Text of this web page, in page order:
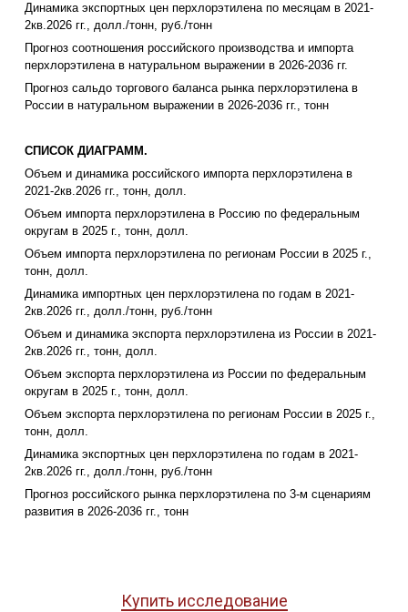
Динамика экспортных цен перхлорэтилена по месяцам в 2021-
2кв.2026 гг., долл./тонн, руб./тонн
Прогноз соотношения российского производства и импорта
перхлорэтилена в натуральном выражении в 2026-2036 гг.
Прогноз сальдо торгового баланса рынка перхлорэтилена в
России в натуральном выражении в 2026-2036 гг., тонн
СПИСОК ДИАГРАММ.
Объем и динамика российского импорта перхлорэтилена в
2021-2кв.2026 гг., тонн, долл.
Объем импорта перхлорэтилена в Россию по федеральным
округам в 2025 г., тонн, долл.
Объем импорта перхлорэтилена по регионам России в 2025 г.,
тонн, долл.
Динамика импортных цен перхлорэтилена по годам в 2021-
2кв.2026 гг., долл./тонн, руб./тонн
Объем и динамика экспорта перхлорэтилена из России в 2021-
2кв.2026 гг., тонн, долл.
Объем экспорта перхлорэтилена из России по федеральным
округам в 2025 г., тонн, долл.
Объем экспорта перхлорэтилена по регионам России в 2025 г.,
тонн, долл.
Динамика экспортных цен перхлорэтилена по годам в 2021-
2кв.2026 гг., долл./тонн, руб./тонн
Прогноз российского рынка перхлорэтилена по 3-м сценариям
развития в 2026-2036 гг., тонн
Купить исследование